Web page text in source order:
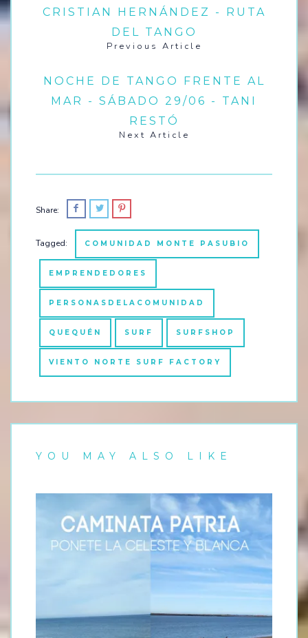
CRISTIAN HERNÁNDEZ - RUTA
DEL TANGO
Previous Article
NOCHE DE TANGO FRENTE AL
MAR - SÁBADO 29/06 - TANI
RESTÓ
Next Article
Share:
Tagged: COMUNIDAD MONTE PASUBIO
EMPRENDEDORES
PERSONASDELACOMUNIDAD
QUEQUÉN SURF SURFSHOP
VIENTO NORTE SURF FACTORY
YOU MAY ALSO LIKE